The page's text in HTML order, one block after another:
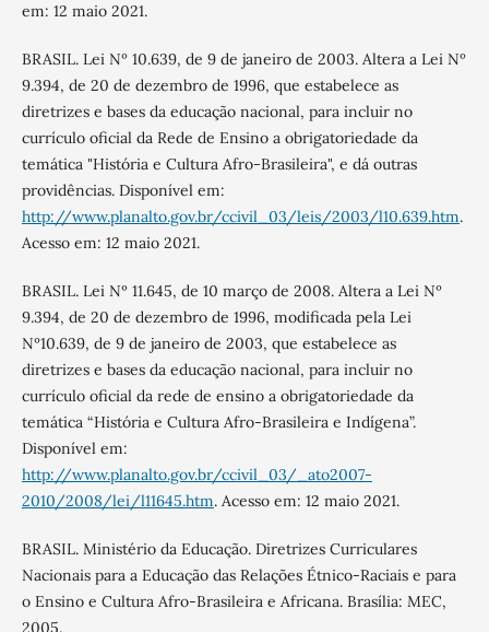
em: 12 maio 2021.
BRASIL. Lei Nº 10.639, de 9 de janeiro de 2003. Altera a Lei Nº
9.394, de 20 de dezembro de 1996, que estabelece as
diretrizes e bases da educação nacional, para incluir no
currículo oficial da Rede de Ensino a obrigatoriedade da
temática "História e Cultura Afro-Brasileira", e dá outras
providências. Disponível em:
http://www.planalto.gov.br/ccivil_03/leis/2003/l10.639.htm.
Acesso em: 12 maio 2021.
BRASIL. Lei Nº 11.645, de 10 março de 2008. Altera a Lei Nº
9.394, de 20 de dezembro de 1996, modificada pela Lei
Nº10.639, de 9 de janeiro de 2003, que estabelece as
diretrizes e bases da educação nacional, para incluir no
currículo oficial da rede de ensino a obrigatoriedade da
temática “História e Cultura Afro-Brasileira e Indígena”.
Disponível em:
http://www.planalto.gov.br/ccivil_03/_ato2007-
2010/2008/lei/l11645.htm. Acesso em: 12 maio 2021.
BRASIL. Ministério da Educação. Diretrizes Curriculares
Nacionais para a Educação das Relações Étnico-Raciais e para
o Ensino e Cultura Afro-Brasileira e Africana. Brasília: MEC,
2005.